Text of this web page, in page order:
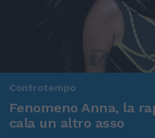
Controtempo
Fenomeno Anna, la
cala un altro asso